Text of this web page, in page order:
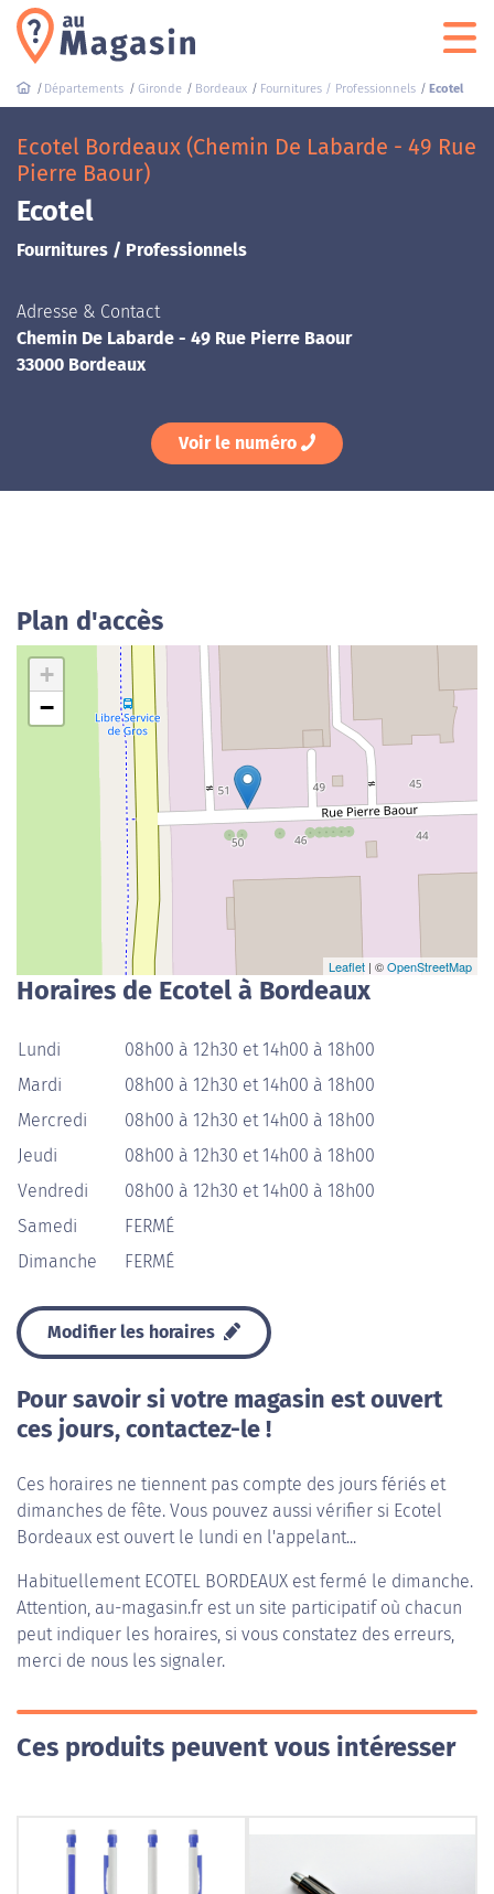
Départements Gironde Bordeaux Fournitures / Professionnels Ecotel
Ecotel Bordeaux (Chemin De Labarde - 49 Rue
Pierre Baour)
Ecotel
Fournitures / Professionnels
Adresse & Contact
Chemin De Labarde - 49 Rue Pierre Baour
33000 Bordeaux
Voir le numéro
Plan d'accès
+
−
Leaflet | ©OpenStreetMap
Horaires de Ecotel à Bordeaux
Lundi
08h00 à 12h30 et 14h00 à 18h00
Mardi
08h00 à 12h30 et 14h00 à 18h00
Mercredi
08h00 à 12h30 et 14h00 à 18h00
Jeudi
08h00 à 12h30 et 14h00 à 18h00
Vendredi
08h00 à 12h30 et 14h00 à 18h00
Samedi
FERMÉ
Dimanche
FERMÉ
Modifier les horaires
Pour savoir si votre magasin est ouvert
ces jours, contactez-le !
Ces horaires ne tiennent pas compte des jours fériés et
dimanches de fête. Vous pouvez aussi vérifier si Ecotel
Bordeaux est ouvert le lundi en l'appelant...
Habituellement ECOTEL BORDEAUX est fermé le dimanche.
Attention, au-magasin.fr est un site participatif où chacun
peut indiquer les horaires, si vous constatez des erreurs,
merci de nous les signaler.
Ces produits peuvent vous intéresser